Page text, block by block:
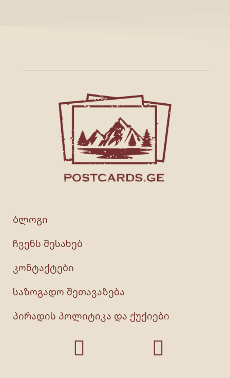
ბლოგი
ჩვენს შესახებ
კონტაქტები
საზოგადო შეთავაზება
პირადის პოლიტიკა და ქუქიები